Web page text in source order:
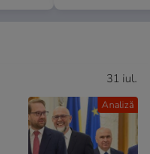
Analiză
31 iul.